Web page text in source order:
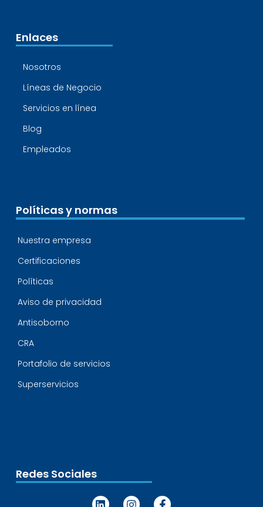
Redes Sociales
Enlaces
Nosotros
Líneas de Negocio
Servicios en línea
Blog
Empleados
Políticas y normas
Nuestra empresa
Certificaciones
Políticas
Aviso de privacidad
Antisoborno
CRA
Portafolio de servicios
Superservicios